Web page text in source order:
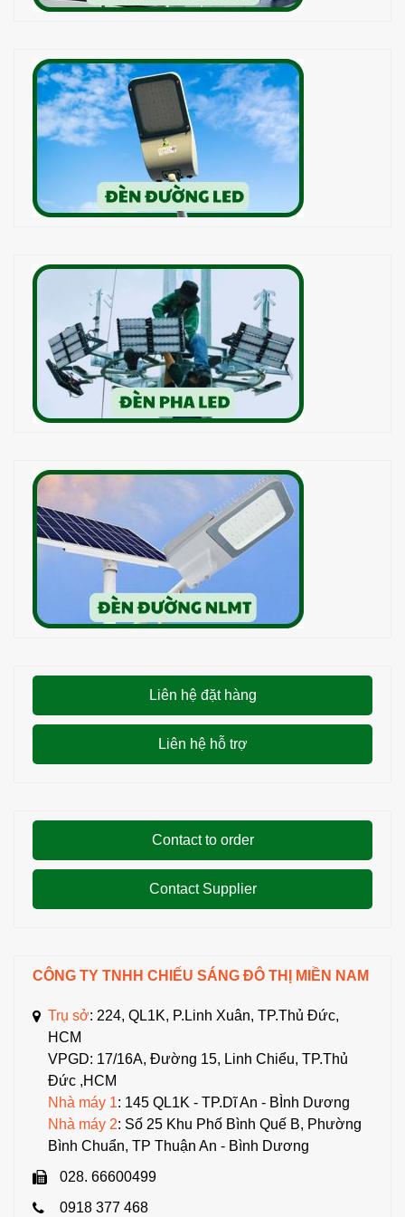
Liên hệ đặt hàng
Liên hệ hỗ trợ
Contact to order
Contact Supplier
CÔNG TY TNHH CHIẾU SÁNG ĐÔ THỊ MIỀN NAM
Trụ sở: 224, QL1K, P.Linh Xuân, TP.Thủ Đức,
HCM
VPGD: 17/16A, Đường 15, Linh Chiểu, TP.Thủ
Đức ,HCM
Nhà máy 1: 145 QL1K - TP.Dĩ An - BÌnh Dương
Nhà máy 2: Số 25 Khu Phố Bình Quế B, Phường
Bình Chuẩn, TP Thuận An - Bình Dương
028. 66600499
0918 377 468